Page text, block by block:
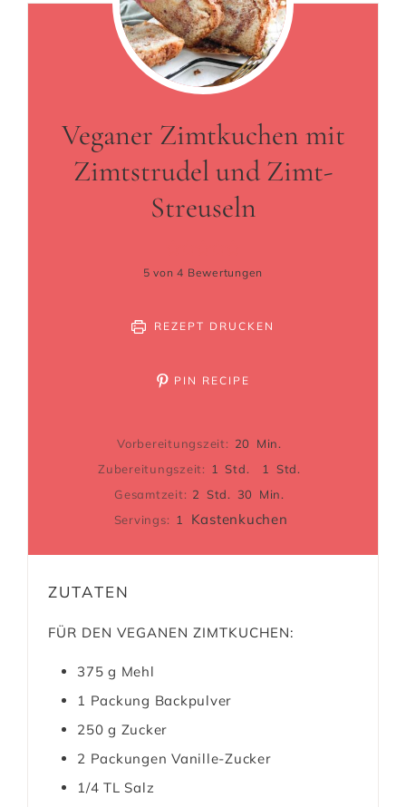
Veganer Zimtkuchen mit
Zimtstrudel und Zimt-
Streuseln
5 von4 Bewertungen
REZEPT DRUCKEN
PIN RECIPE
Vorbereitungszeit: 20
Min.
Zubereitungszeit:
1 Std. 1
Std.
Gesamtzeit: 2 Std. 30
Min.
Servings:
1 Kastenkuchen
ZUTATEN
FÜR DEN VEGANEN ZIMTKUCHEN:
375 g Mehl
1 Packung Backpulver
250 g Zucker
2 Packungen Vanille-Zucker
1/4 TL Salz